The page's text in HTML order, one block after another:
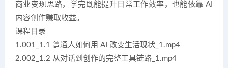
商业变现思路，学完既能提升日常工作效率，也能依靠 AI
内容创作赚取收益。
课程目录
1.001_1.1 普通人如何用 AI 改变生活现状_1.mp4
2.002_1.2 从对话到创作的完整工具链路_1.mp4